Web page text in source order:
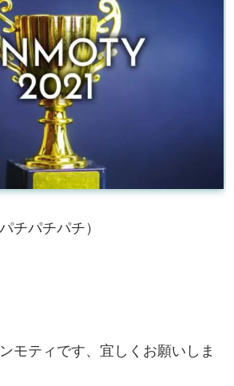
チパチパチ）
モティです、宜しくお願いしま